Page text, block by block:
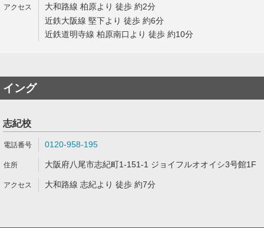
大和路線 柏原より 徒歩 約2分
近鉄大阪線 堅下より 徒歩 約6分
近鉄道明寺線 柏原南口より 徒歩 約10分
イング
志紀校
0120-958-195
大阪府八尾市志紀町1-151-1 ジョイフルオオイシ3号館1F
大和路線 志紀より 徒歩 約7分